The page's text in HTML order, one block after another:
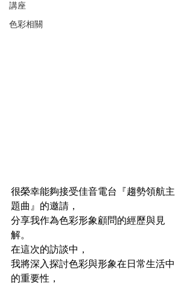
講座
色彩相關
很榮幸能夠接受佳音電台『趨勢領航主
題曲』的邀請，
分享我作為色彩形象顧問的經歷與見
解。
在這次的訪談中，
我將深入探討色彩與形象在日常生活中
的重要性，